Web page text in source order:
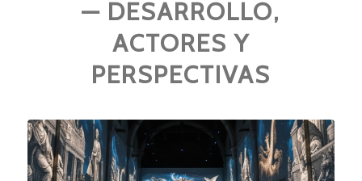
— DESARROLLO,
ACTORES Y
PERSPECTIVAS